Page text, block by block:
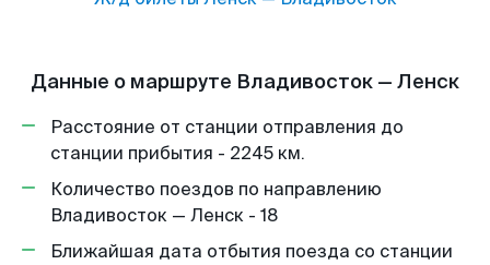
Данные о маршруте Владивосток — Ленск
Расстояние от станции отправления до
станции прибытия - 2245 км.
Количество поездов по направлению
Владивосток — Ленск - 18
Ближайшая дата отбытия поезда со станции